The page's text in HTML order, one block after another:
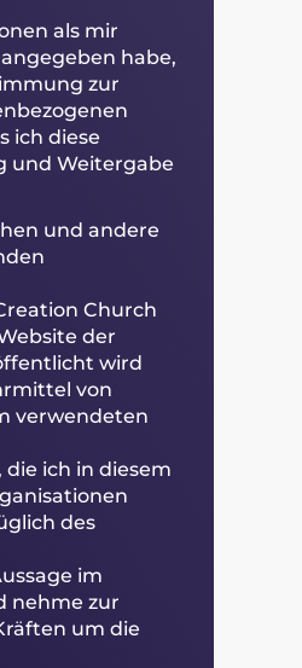
als mir
habe,
zur
ich diese
und Weitergabe
und andere
Church
der
wird
von
verwendeten
ich in diesem
des
im
nehme zur
um die